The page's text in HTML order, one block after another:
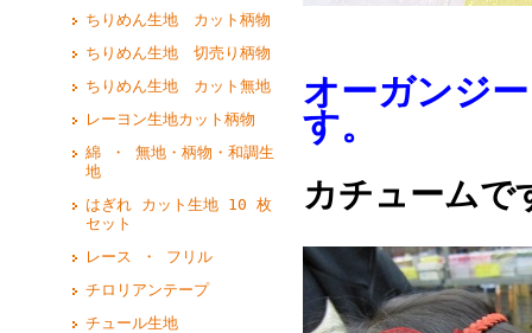
ちりめん生地 カット柄物
ちりめん生地 切売り柄物
ちりめん生地 カット無地
レーヨン生地カット柄物
綿 ・ 無地・柄物・和調生
地
はぎれ カット生地 10 枚
セット
レース ・ フリル
チロリアンテープ
チュール生地
オーガンジ
す。
カチューム